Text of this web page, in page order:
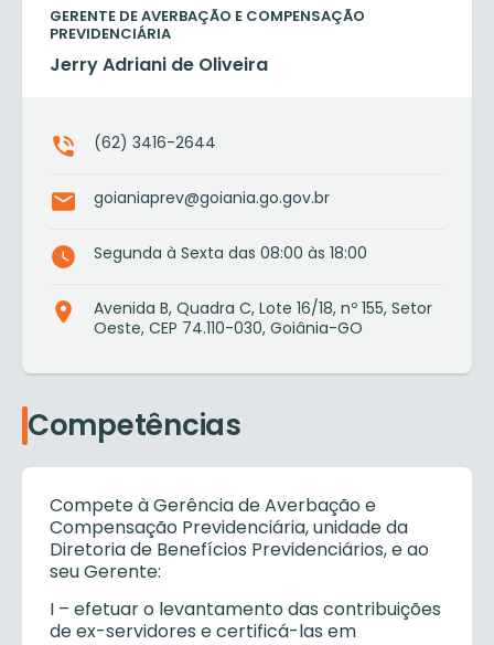
GERENTE DE AVERBAÇÃO E COMPENSAÇÃO
PREVIDENCIÁRIA
Jerry Adriani de Oliveira
(62) 3416-2644
goianiaprev@goiania.go.gov.br
Segunda à Sexta das 08:00 às 18:00
Avenida B, Quadra C, Lote 16/18, nº 155, Setor
Oeste, CEP 74.110-030, Goiânia-GO
Competências
Compete à Gerência de Averbação e
Compensação Previdenciária, unidade da
Diretoria de Benefícios Previdenciários, e ao
seu Gerente:
I – efetuar o levantamento das contribuições
de ex-servidores e certificá-las em